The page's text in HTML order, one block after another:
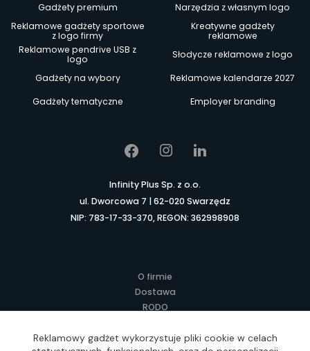
Gadżety premium
Narzędzia z własnym logo
Reklamowe gadżety sportowe
z logo firmy
Kreatywne gadżety
reklamowe
Reklamowe pendrive USB z
logo
Słodycze reklamowe z logo
Gadżety na wybory
Reklamowe kalendarze 2027
Gadżety tematyczne
Employer branding
Infinity Plus Sp. z o.o.
ul. Dworcowa 7 | 62-020 Swarzędz
NIP: 783-17-33-370, REGON: 362998908
O firmie
Dostawa
RODO
Regulamin
Reklamowy gadżet wykorzystuje pliki cookie w celach